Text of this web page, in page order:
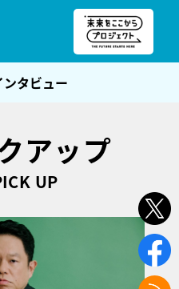
ンタビュー
アップ
UP